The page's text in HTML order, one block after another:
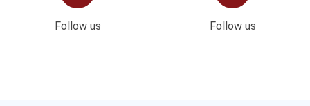
Follow us Follow us